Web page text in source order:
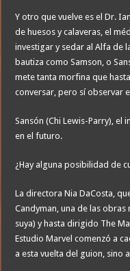
Y otro que vuelve es el Dr.
de huesos y calaveras, el
investigar y sedar al Alfa de
bautiza como Samson, o
mete tanta morfina que
conversar, pero sí observar
Sansón (Chi Lewis-Parry), el
en el futuro.
¿Hay alguna posibilidad de
La directora Nia DaCosta,
Candyman, una de las
suya) y hasta dirigido The
Estudio Marvel comenzó a
a esta vuelta del guion, sino